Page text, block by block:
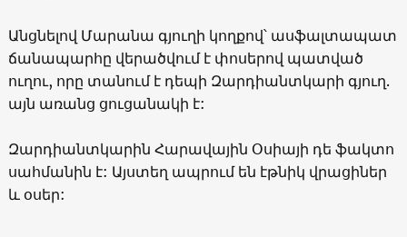
Անցնելով Մարանա գյուղի կողքով՝ ասֆալտապատ
ճանապարհը վերածվում է փոսերով պատված
ուղու, որը տանում է դեպի Զարդիանտկարի գյուղ.
այն առանց ցուցանակի է:
Զարդիանտկարին Հարավային Օսիայի դե ֆակտո
սահմանին է: Այստեղ ապրում են էթնիկ վրացիներ
և օսեր: